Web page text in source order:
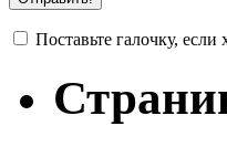
Поставьте галочку,